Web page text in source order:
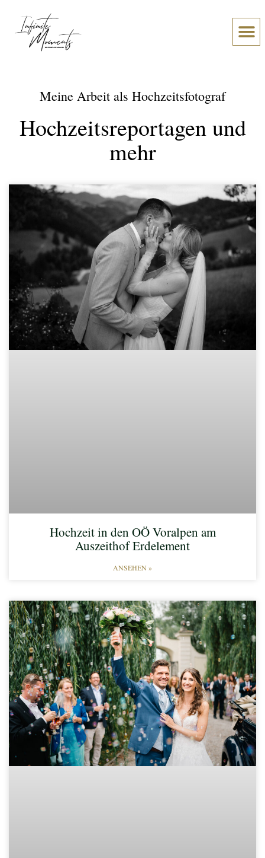
Meine Arbeit als Hochzeitsfotograf
Hochzeitsreportagen und
mehr
Hochzeit in den OÖ Voralpen am
Auszeithof Erdelement
ANSEHEN »